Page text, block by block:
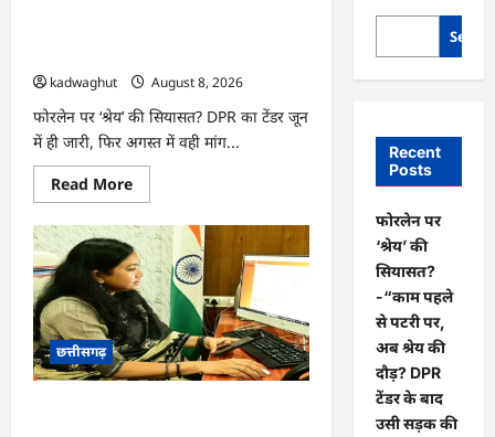
kadwaghut
August 8, 2026
फोरलेन पर ‘श्रेय’ की सियासत? DPR का टेंडर जून
में ही जारी, फिर अगस्त में वही मांग...
Read MoreRead
more
फोरलेन
पर
‘श्रेय’
की
सियासत?
-“काम
पहले
से
पटरी
पर,
अब
छत्तीसगढ़
Recent
Posts
फोरलेन पर
‘श्रेय’ की
सियासत?
-“काम पहले
से पटरी पर,
अब श्रेय की
दौड़? DPR
टेंडर के बाद
उसी सड़क की